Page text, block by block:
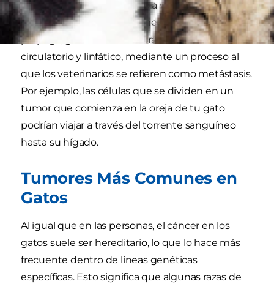
solo tejido del cuerpo, pero a veces puede
afectar órganos lejanos a medida que se
propaga, generalmente a través de los sistemas
circulatorio y linfático, mediante un proceso al
que los veterinarios se refieren como metástasis.
Por ejemplo, las células que se dividen en un
tumor que comienza en la oreja de tu gato
podrían viajar a través del torrente sanguíneo
hasta su hígado.
Tumores Más Comunes en
Gatos
Al igual que en las personas, el cáncer en los
gatos suele ser hereditario, lo que lo hace más
frecuente dentro de líneas genéticas
específicas. Esto significa que algunas razas de